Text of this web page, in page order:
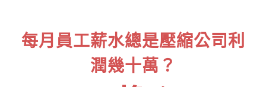
每月員工薪水總是壓縮公司利
潤幾十萬？